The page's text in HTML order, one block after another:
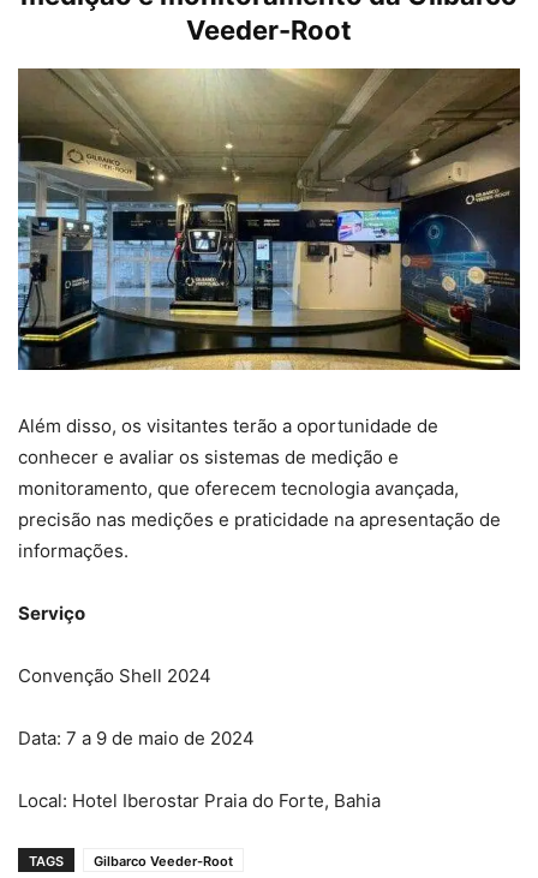
Veeder-Root
Além disso, os visitantes terão a oportunidade de
conhecer e avaliar os sistemas de medição e
monitoramento, que oferecem tecnologia avançada,
precisão nas medições e praticidade na apresentação de
informações.
Serviço
Convenção Shell 2024
Data: 7 a 9 de maio de 2024
Local: Hotel Iberostar Praia do Forte, Bahia
TAGS Gilbarco Veeder-Root